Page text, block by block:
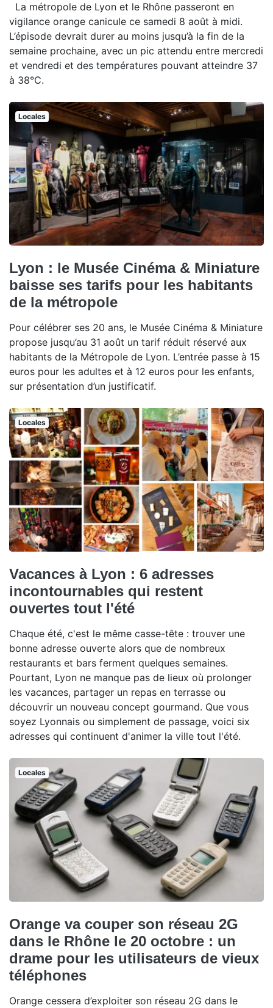
La métropole de Lyon et le Rhône passeront en
vigilance orange canicule ce samedi 8 août à midi.
L’épisode devrait durer au moins jusqu’à la fin de la
semaine prochaine, avec un pic attendu entre mercredi
et vendredi et des températures pouvant atteindre 37
à 38°C.
Locales
Lyon : le Musée Cinéma & Miniature
baisse ses tarifs pour les habitants
de la métropole
Pour célébrer ses 20 ans, le Musée Cinéma & Miniature
propose jusqu’au 31 août un tarif réduit réservé aux
habitants de la Métropole de Lyon. L’entrée passe à 15
euros pour les adultes et à 12 euros pour les enfants,
sur présentation d’un justificatif.
Locales
Vacances à Lyon : 6 adresses
incontournables qui restent
ouvertes tout l'été
Chaque été, c'est le même casse-tête : trouver une
bonne adresse ouverte alors que de nombreux
restaurants et bars ferment quelques semaines.
Pourtant, Lyon ne manque pas de lieux où prolonger
les vacances, partager un repas en terrasse ou
découvrir un nouveau concept gourmand. Que vous
soyez Lyonnais ou simplement de passage, voici six
adresses qui continuent d'animer la ville tout l'été.
Locales
Orange va couper son réseau 2G
dans le Rhône le 20 octobre : un
drame pour les utilisateurs de vieux
téléphones
Orange cessera d’exploiter son réseau 2G dans le